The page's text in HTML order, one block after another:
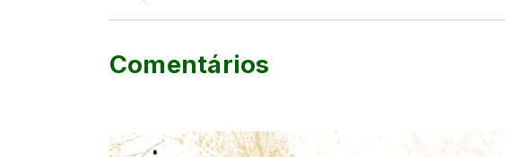
Comentários